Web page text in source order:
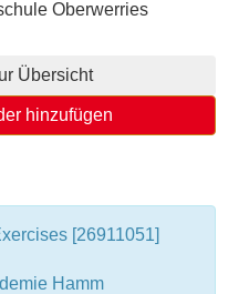
Oberwerries
Übersicht
hinzufügen
[26911051]
Hamm